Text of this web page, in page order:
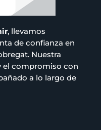
, llevamos
de confianza en
Nuestra
el compromiso con
a lo largo de